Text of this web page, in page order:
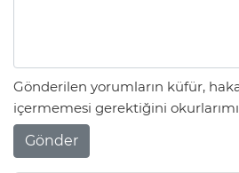
Gönderilen yorumların küfür,
içermemesi gerektiğini
Gönder